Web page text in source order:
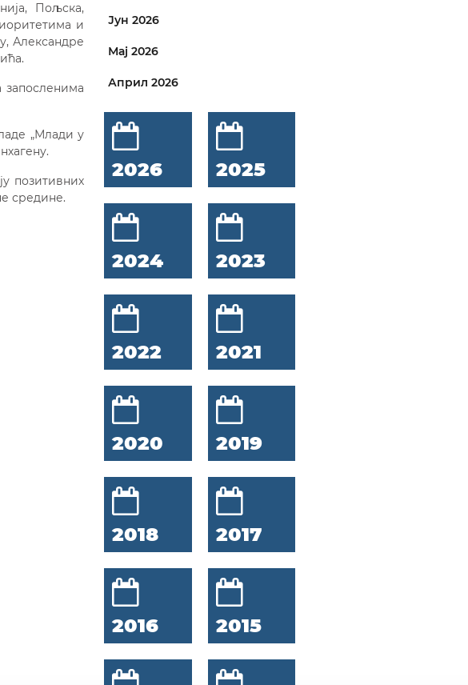
Пољска,
и
Александре
„Млади у
позитивних
средине.
Јун 2026
Мај 2026
Април 2026
2026 2025
2024 2023
2022 2021
2020 2019
2018 2017
2016 2015